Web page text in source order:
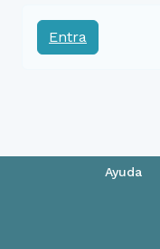
Entra
Ayuda